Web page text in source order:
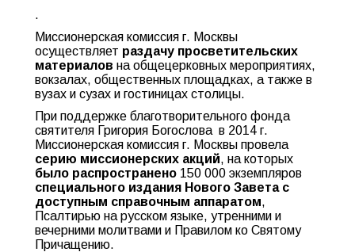
.
Миссионерская комиссия г. Москвы
осуществляет раздачу просветительских
материалов на общецерковных мероприятиях,
вокзалах, общественных площадках, а также в
вузах и сузах и гостиницах столицы.
При поддержке благотворительного фонда
святителя Григория Богослова в 2014 г.
Миссионерская комиссия г. Москвы провела
серию миссионерских акций, на которых
было распространено 150 000 экземпляров
специального издания Нового Завета с
доступным справочным аппаратом,
Псалтирью на русском языке, утренними и
вечерними молитвами и Правилом ко Святому
Причащению.